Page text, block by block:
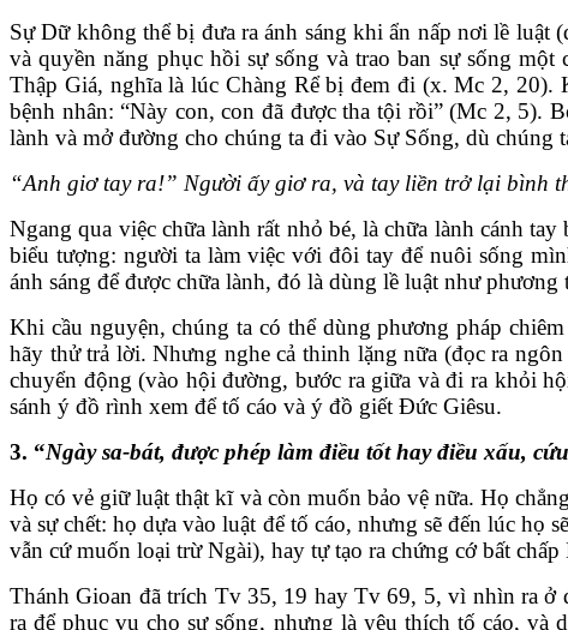
Sự Dữ không thể bị đưa ra ánh sáng khi ẩn nấp nơi lề
và quyền năng phục hồi sự sống và trao ban sự sống
Thập Giá, nghĩa là lúc Chàng Rể bị đem đi (x. Mc 2,
bệnh nhân: “Này con, con đã được tha tội rồi” (Mc 2, 5).
lành và mở đường cho chúng ta đi vào Sự Sống, dù
“Anh giơ tay ra!” Người ấy giơ ra, và tay liền trở lại bình
Ngang qua việc chữa lành rất nhỏ bé, là chữa lành cánh
biểu tượng: người ta làm việc với đôi tay để nuôi sống
ánh sáng để được chữa lành, đó là dùng lề luật như
Khi cầu nguyện, chúng ta có thể dùng phương pháp
hãy thử trả lời. Nhưng nghe cả thinh lặng nữa (đọc ra
chuyển động (vào hội đường, bước ra giữa và đi ra khỏi
sánh ý đồ rình xem để tố cáo và ý đồ giết Đức Giêsu.
3. “Ngày sa-bát, được phép làm điều tốt hay điều xấu,
Họ có vẻ giữ luật thật kĩ và còn muốn bảo vệ nữa. Họ
và sự chết: họ dựa vào luật để tố cáo, nhưng sẽ đến lúc
vẫn cứ muốn loại trừ Ngài), hay tự tạo ra chứng cớ bất
Thánh Gioan đã trích Tv 35, 19 hay Tv 69, 5, vì nhìn ra
ra để phục vụ cho sự sống, nhưng là yêu thích tố cáo,